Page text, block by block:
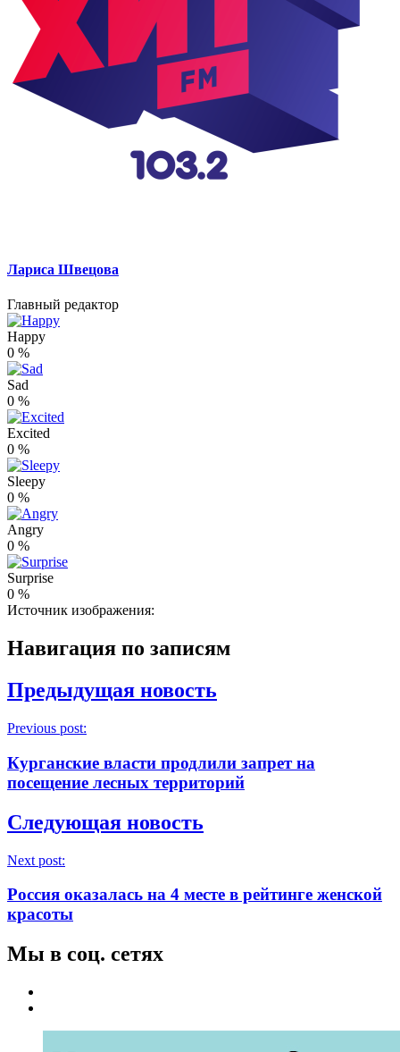
Лариса Швецова
Главный редактор
Happy
0 %
Sad
0 %
Excited
0 %
Sleepy
0 %
Angry
0 %
Surprise
0 %
Источник изображения:
Навигация по записям
Предыдущая новость
Previous post:
Курганские власти продлили запрет на
посещение лесных территорий
Следующая новость
Next post:
Россия оказалась на 4 месте в рейтинге женской
красоты
Мы в соц. сетях